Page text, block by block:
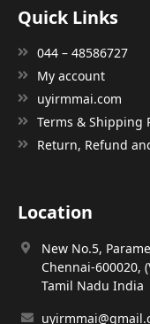
Quick Links
044 – 48586727
My account
uyirmmai.com
Terms & Shipping
Return, Refund
Location
New No.5,
Chennai-600020,
Tamil Nadu India